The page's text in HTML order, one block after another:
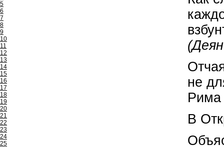
5
6
7
8
9
10
11
12
13
14
15
16
17
18
19
20
21
22
23
24
25
не
Рима
В